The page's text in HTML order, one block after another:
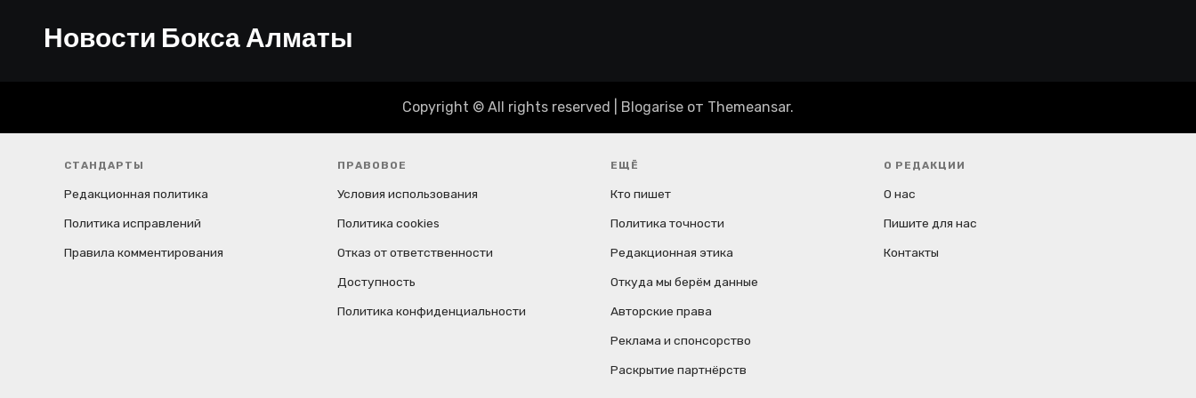
м
Новости Бокса Алматы
Copyright © All rights reserved Blogarise от Themeansar.
СТАНДАРТЫ
Редакционная политика
Политика исправлений
Правила комментирования
ПРАВОВОЕ
Условия использования
Политика cookies
Отказ от ответственности
Доступность
Политика конфиденциальности
ЕЩЁ
Кто пишет
Политика точности
Редакционная этика
Откуда мы берём данные
Авторские права
Реклама и спонсорство
Раскрытие партнёрств
О РЕДАКЦИИ
О нас
Пишите для нас
Контакты